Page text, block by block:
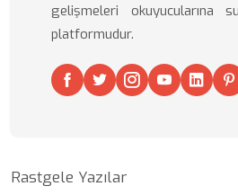
gelişmeleri okuyucularına
platformudur.
Rastgele Yazılar